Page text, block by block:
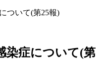
ついて(第25報)
染症について(第